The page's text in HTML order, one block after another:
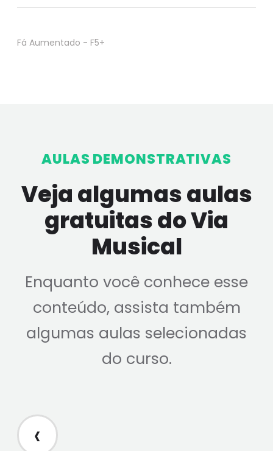
Fá Aumentado - F5+
AULAS DEMONSTRATIVAS
Veja algumas aulas
gratuitas do Via
Musical
Enquanto você conhece esse
conteúdo, assista também
algumas aulas selecionadas
do curso.
‹